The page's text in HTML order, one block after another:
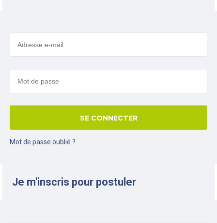
SE CONNECTER
Mot de passe oublié ?
Je m'inscris pour postuler